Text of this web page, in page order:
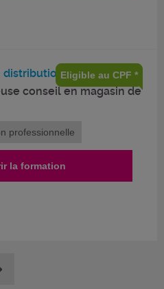
distribution
conseil en magasin de
Eligible au CPF *
professionnelle
la formation